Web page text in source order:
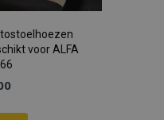
voor ALFA